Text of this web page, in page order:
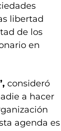
libertad
de los
en
consideró
a hacer
agenda es